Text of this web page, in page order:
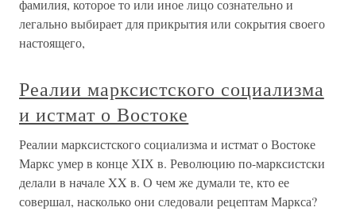
фамилия, которое то или иное лицо сознательно и
легально выбирает для прикрытия или сокрытия своего
настоящего,
Реалии марксистского социализма
и истмат о Востоке
Реалии марксистского социализма и истмат о Востоке
Маркс умер в конце ХIХ в. Революцию по-марксистски
делали в начале XX в. О чем же думали те, кто ее
совершал, насколько они следовали рецептам Маркса?